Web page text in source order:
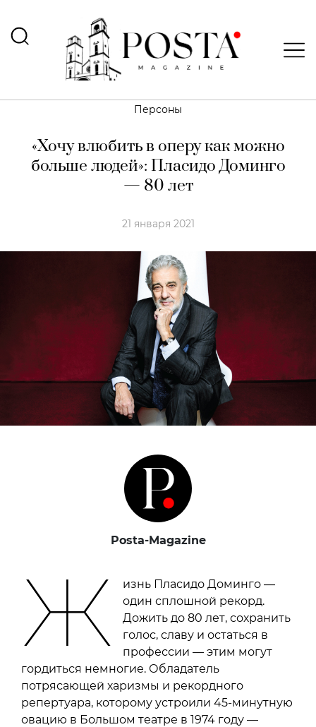
Персоны
«Хочу влюбить в оперу как можно
больше людей»: Пласидо Доминго
— 80 лет
21 января 2021
Posta-Magazine
Ж
изнь Пласидо Доминго —
один сплошной рекорд.
Дожить до 80 лет, сохранить
голос, славу и остаться в
профессии — этим могут
гордиться немногие. Обладатель
потрясающей харизмы и рекордного
репертуара, которому устроили 45-минутную
овацию в Большом театре в 1974 году —